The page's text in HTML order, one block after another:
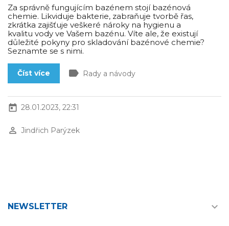
Za správně fungujícím bazénem stojí bazénová
chemie. Likviduje bakterie, zabraňuje tvorbě řas,
zkrátka zajišťuje veškeré nároky na hygienu a
kvalitu vody ve Vašem bazénu. Víte ale, že existují
důležité pokyny pro skladování bazénové chemie?
Seznamte se s nimi.
Číst více label Rady a návody
today 28.01.2023, 22:31
perm_identity Jindřich Parýzek
NEWSLETTER 